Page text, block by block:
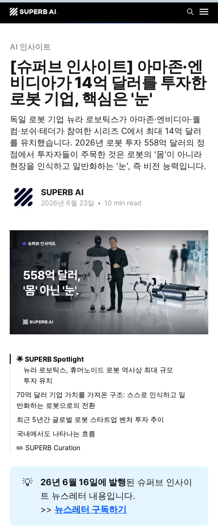
AI 인사이트
[슈퍼브 인사이트] 아마존·엔
비디아가 14억 달러를 투자한
로봇 기업, 핵심은 '눈'
독일 로봇 기업 뉴라 로보틱스가 아마존·엔비디아·퀄
컴·보쉬·테더가 참여한 시리즈 C에서 최대 14억 달러
를 유치했습니다. 2026년 로봇 투자 558억 달러의 정
점에서 투자자들이 주목한 것은 로봇의 '몸'이 아니라
현장을 인식하고 일반화하는 '눈', 즉 비전 능력입니다.
SUPERB AI
2026년 6월 23일 • 10 min read
🌟 SUPERB Spotlight
뉴라 로보틱스, 휴머노이드 로봇 역사상 최대 규모
투자 유치
70억 달러 기업 가치를 가져온 구조: 스스로 인식하고 일
반화하는 로봇으로의 전환
최근 5년간 글로벌 로봇 스타트업 벤처 투자 추이
국내에서도 나타나는 흐름
✏️ SUPERB Curation
💡 26년 6월 16일에 발행된 슈퍼브 인사이
트 뉴스레터 내용입니다.
>> 뉴스레터 구독하기